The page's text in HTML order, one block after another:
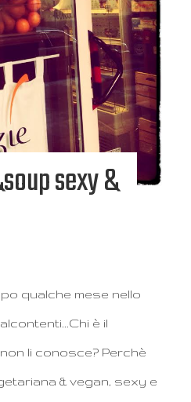
sexy &
qualche mese nello
è il
li conosce? Perchè
& vegan, sexy e